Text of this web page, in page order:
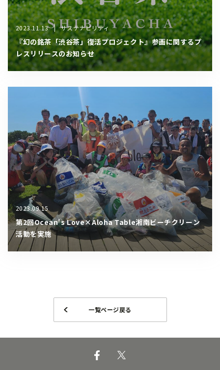
2023.11.13 サステナビリティ
『幻の銘茶「渋谷茶」復活プロジェクト』参画に関するプ
レスリリースのお知らせ
2023.09.15
第2回Ocean's Love×Aloha Table湘南ビーチクリーン
活動を実施
一覧ページ戻る